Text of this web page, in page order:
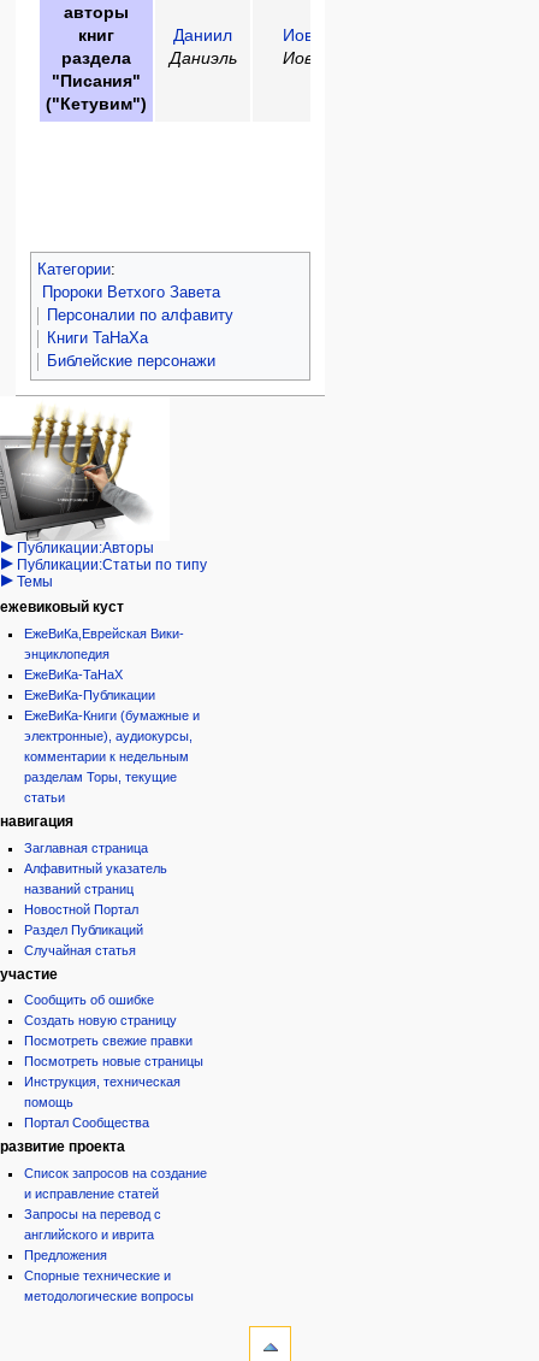
авторы
книг
раздела
"Писания"
("Кетувим")
Даниил
Даниэль
Иов
Иов
Категории:
Пророки Ветхого Завета
Персоналии по алфавиту
Книги ТаНаХа
Библейские персонажи
Навигация
персональные инструменты
войти
запрос
учётной
записи
категории
Израиль:Страна и
государство
Иудаизм
Народ
Проекты
Проекты/Участники/
дополнения
Публикации:Авторы
Публикации:Статьи по типу
Темы
ежевиковый куст
ЕжеВиКа,Еврейская Вики-
энциклопедия
ЕжеВиКа-ТаНаХ
ЕжеВиКа-Публикации
ЕжеВиКа-Книги (бумажные и
электронные), аудиокурсы,
комментарии к недельным
разделам Торы, текущие
статьи
навигация
Заглавная страница
Алфавитный указатель
названий страниц
Новостной Портал
Раздел Публикаций
Случайная статья
участие
Сообщить об ошибке
Создать новую страницу
Посмотреть свежие правки
Посмотреть новые страницы
Инструкция, техническая
помощь
Портал Сообщества
развитие проекта
Список запросов на создание
и исправление статей
Запросы на перевод с
английского и иврита
Предложения
Спорные технические и
методологические вопросы